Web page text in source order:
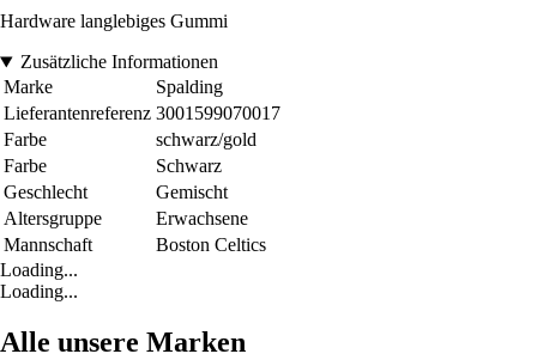
Hardware langlebiges Gummi
Zusätzliche Informationen
Marke
Spalding
Lieferantenreferenz 3001599070017
Farbe
schwarz/gold
Farbe
Schwarz
Geschlecht
Gemischt
Altersgruppe
Erwachsene
Mannschaft
Boston Celtics
Loading...
Loading...
Alle unsere Marken